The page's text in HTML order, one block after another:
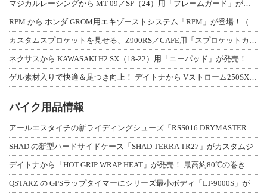
ネクサスから KAWASAKI H2 SX（18-22）用「ニーパッド」が発売！
バイク用品情報
SHAD の新型ハードサイドケース「SHAD TERRA TR27」がカスタムジ
デイトナから「HOT GRIP WRAP HEAT」が発売！ 最高約80℃の巻き
QSTARZ の GPSラップタイマーにシリーズ最小ボディ「LT-9000S」が